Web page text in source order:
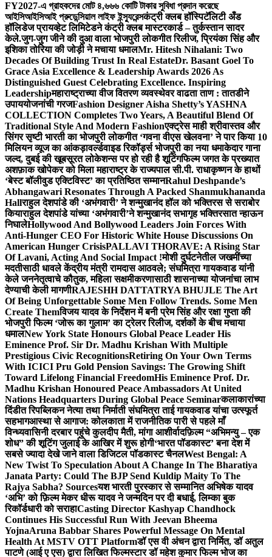
FY2027-এ গ্রাহকদের মোট ৪,৬৬৬ কোটি টাকার সুবিধা প্রদান করেছে
আইসিআইসিআই প্রুডেন্সিয়াল লাইফ ইন্স্যুরেন্সकंट्री क्लब हॉस्पिटॅलिटी अँड
हॉलिडेज प्रायव्हेट लिमिटेडने कंट्री क्लब मास्टरकार्ड – तुर्कस्तान सादर
केले.जुग-जुग जीने की दुआ वाला भोजपुरी लोकगीत रिलीज, प्रियंका सिंह और
इशिका तोरिया की जोड़ी ने मचाया धमालMr. Hitesh Nihalani: Two
Decades Of Building Trust In Real EstateDr. Basant Goel To
Grace Asia Excellence & Leadership Awards 2026 As
Distinguished Guest Celebrating Excellence. Inspiring
Leadershipमहाराष्ट्राच्या वीज वितरण व्यवस्थेवर वाढता ताण : तातडीने
उपाययोजनांची गरजFashion Designer Aisha Shetty’s YASHNA
COLLECTION Completes Two Years, A Beautiful Blend Of
Traditional Style And Modern Fashionएक्ट्रेस माही श्रीवास्तव और
सिंगर सृष्टी भारती का भोजपुरी लोकगीत ‘गवना वीएस खेलवना’ ने पार किया 10
मिलियन व्यूज का आंकड़ावर्ल्डवाइड रिकॉर्ड्स भोजपुरी का नया धमाकेदार गाना
जल्द, दुबई की खूबसूरत लोकेशन्स पर हो रही है शूटिंगफिल्म जगत के प्रख्यात
अशफ़ाक खोपेकर को मिला महाराष्ट्र के राज्यपाल सी.पी. राधाकृष्णन के हाथों
‘बेस्ट बॉलीवुड एक्टिविस्ट’ का प्रतिष्ठित सम्मानRahul Deshpande’s
Abhangawari Resonates Through A Packed Shanmukhananda
Hallराहुल देशपांडे की ‘अभंगवारी’ ने शन्मुखानंद हॉल को भक्तिरस से सराबोर
कियाराहुल देशपांडे यांच्या ‘अभंगवारी’ने शन्मुखानंद सभागृह भक्तिरसात न्हाऊन
निघालेHollywood And Bollywood Leaders Join Forces With
Anti-Hunger CEO For Historic White House Discussions On
American Hunger CrisisPALLAVI THORAVE: A Rising Star
Of Lavani, Acting And Social Impact !मोशी दुर्घटनेतील जखमींच्या
मदतीसाठी धावले केंद्रीय मंत्री रामदास आठवले; संघमित्रा गायकवाड यांनी
केले जननेतृत्वाचे कौतुक, महिला सक्षमीकरणासाठी शासनाच्या योजनांचा लाभ
देण्याची केली मागणीRAJESHH DATTATRYA BHUJLE The Art
Of Being Unforgettable Some Men Follow Trends. Some Men
Create Themविजय यादव के निर्देशन में बनी प्रेम सिंह और रक्षा गुप्ता की
भोजपुरी फिल्म ‘जोरू का गुलाम’ का ट्रेलर रिलीज, दर्शकों के बीच मचाया
धमालNew York State Honours Global Peace Leader His
Eminence Prof. Sir Dr. Madhu Krishan With Multiple
Prestigious Civic RecognitionsRetiring On Your Own Terms
With ICICI Pru Gold Pension Savings: The Growing Shift
Toward Lifelong Financial FreedomHis Eminence Prof. Dr.
Madhu Krishan Honoured Peace Ambassadors At United
Nations Headquarters During Global Peace Seminarकलाकारांच्या
दिंडीत रिपब्लिकन नेत्या तथा निर्माती संघमित्रा ताई गायकवाड यांचा उत्स्फूर्त
सहभागआस्था से आगाज: कोलकाता में राजनीतिक पारी से पहले माँ
विन्ध्यवासिनी दरबार पहुंचे कुलदीप मैती, मांगा आशीर्वादफ़िल्म “अभिमन्यु – एक
शोध” की शूटिंग जुलाई के आखिर में शुरू होगी‘भारत पॉडकास्ट’ बना देश में
सबसे ज्यादा देखे जाने वाला डिजिटल पॉडकास्ट चैनलWest Bengal: A
New Twist To Speculation About A Change In The Bharatiya
Janata Party: Could The BJP Send Kuldip Maity To The
Rajya Sabha? Sourcesयश भारती पुरस्कार से सम्मानित अभिषेक यादव
‘अभि’ को फ़िल्म मेकर धीरू यादव ने जन्मदिन पर दी बधाई, लिम्का बुक
रिकॉर्डधारी को सराहाCasting Director Kashyap Chandhock
Continues His Successful Run With Jeevan Bheema
YojnaAruna Babbar Shares Powerful Message On Mental
Health At MSTV OTT Platformडॉ एस वी अंचन द्वारा निर्मित, डॉ अतुल
पाटणे (आई ए एस) द्वारा लिखित फिल्मस्टार डॉ महेश कुमार फिल्म भोज का